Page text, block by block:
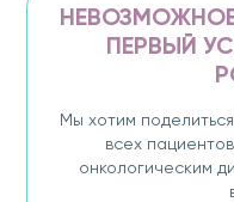
ПЕРВЫЙ
Мы хотим
всех
онкологическим